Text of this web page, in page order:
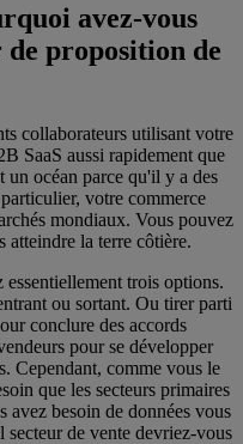
avez-vous
proposition de
collaborateurs utilisant votre
SaaS aussi rapidement que
océan parce qu'il y a des
votre commerce
mondiaux. Vous pouvez
atteindre la terre côtière.
trois options.
ou sortant. Ou tirer parti
conclure des accords
pour se développer
Cependant, comme vous le
que les secteurs primaires
avez besoin de données vous
de vente devriez-vous